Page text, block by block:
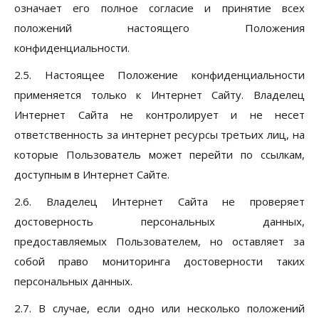
означает его полное согласие и принятие всех
положений настоящего Положения
конфиденциальности.
2.5. Настоящее Положение конфиденциальности
применяется только к Интернет Сайту. Владелец
Интернет Сайта не контролирует и не несет
ответственность за интернет ресурсы третьих лиц, на
которые Пользователь может перейти по ссылкам,
доступным в Интернет Сайте.
2.6. Владелец Интернет Сайта не проверяет
достоверность персональных данных,
предоставляемых Пользователем, но оставляет за
собой право мониторинга достоверности таких
персональных данных.
2.7. В случае, если одно или несколько положений